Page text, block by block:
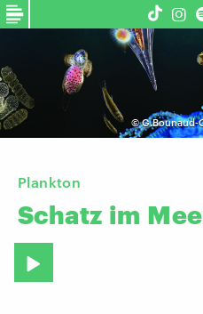
©G.Bounaud-
Plankton
Schatz im